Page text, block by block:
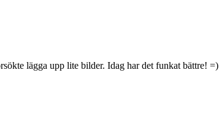
lägga upp lite bilder. Idag har det funkat bättre! =)